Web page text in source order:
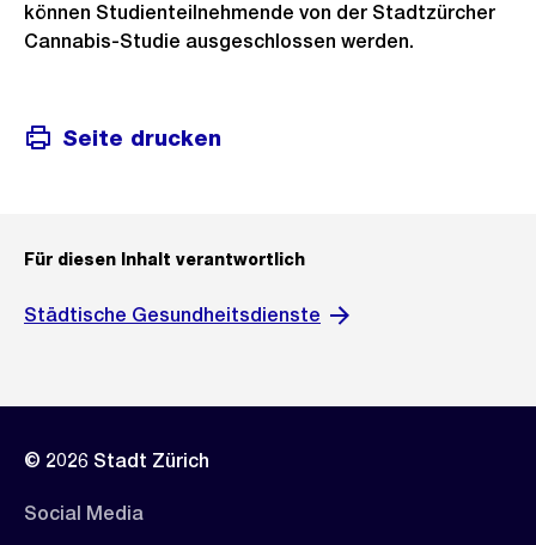
können Studienteilnehmende von der Stadtzürcher
Cannabis-Studie ausgeschlossen werden.
Seite drucken
Für diesen Inhalt verantwortlich
Städtische Gesundheitsdienste
© 2026 Stadt Zürich
Social Media